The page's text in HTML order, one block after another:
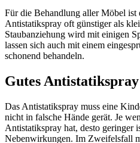
Für die Behandlung aller Möbel ist
Antistatikspray oft günstiger als
Staubanziehung wird mit einigen
lassen sich auch mit einem
schonend behandeln.
Gutes
Das Antistatikspray muss eine
nicht in falsche Hände gerät. Je
Antistatikspray hat, desto geringer
Nebenwirkungen. Im Zweifelsfall